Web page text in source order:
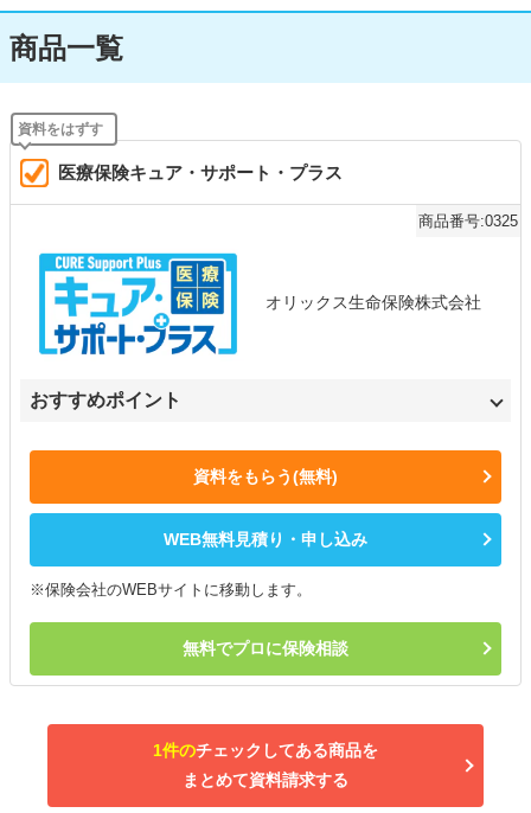
商品一覧
医療保険キュア・サポート・プラス
商品番号:0325
オリックス生命保険株式会社
おすすめポイント
資料をもらう(無料)
WEB無料見積り・申し込み
※保険会社のWEBサイトに移動します。
無料でプロに保険相談
1件のチェックしてある商品を
まとめて資料請求する